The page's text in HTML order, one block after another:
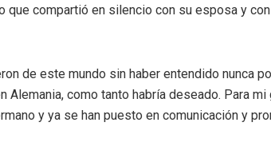
que compartió en silencio con su esposa y
de este mundo sin haber entendido nunca
Alemania, como tanto habría deseado. Para
y ya se han puesto en comunicación y